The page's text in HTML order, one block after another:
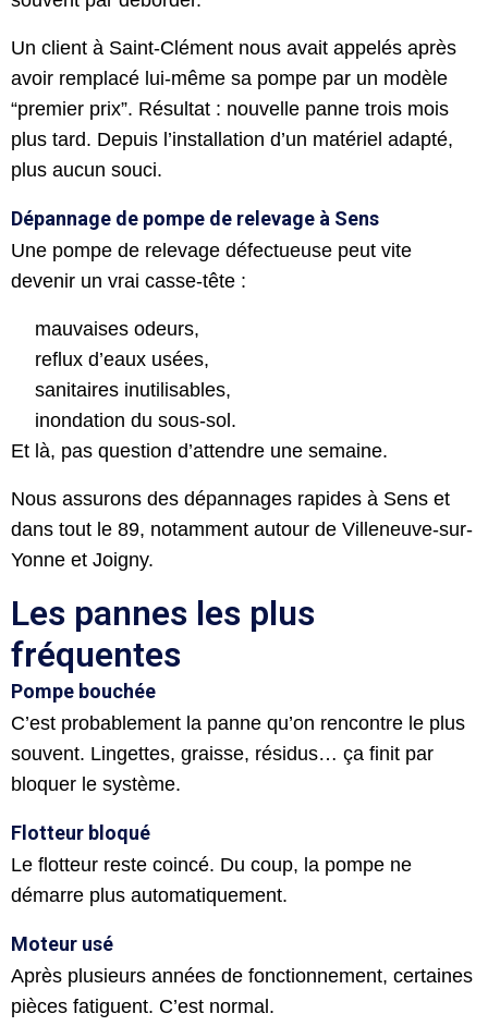
Un client à Saint-Clément nous avait appelés après
avoir remplacé lui-même sa pompe par un modèle
“premier prix”. Résultat : nouvelle panne trois mois
plus tard. Depuis l’installation d’un matériel adapté,
plus aucun souci.
Dépannage de pompe de relevage à Sens
Une pompe de relevage défectueuse peut vite
devenir un vrai casse-tête :
mauvaises odeurs,
reflux d’eaux usées,
sanitaires inutilisables,
inondation du sous-sol.
Et là, pas question d’attendre une semaine.
Nous assurons des dépannages rapides à Sens et
dans tout le 89, notamment autour de Villeneuve-sur-
Yonne et Joigny.
Les pannes les plus
fréquentes
Pompe bouchée
C’est probablement la panne qu’on rencontre le plus
souvent. Lingettes, graisse, résidus… ça finit par
bloquer le système.
Flotteur bloqué
Le flotteur reste coincé. Du coup, la pompe ne
démarre plus automatiquement.
Moteur usé
Après plusieurs années de fonctionnement, certaines
pièces fatiguent. C’est normal.